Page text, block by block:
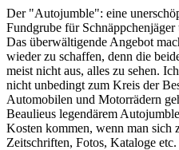
Der "Autojumble": eine
Fundgrube für
Das überwältigende Angebot
wieder zu schaffen, denn die
meist nicht aus, alles zu sehen.
nicht unbedingt zum Kreis der
Automobilen und Motorrädern
Beaulieus legendärem
Kosten kommen, wenn man sich
Zeitschriften, Fotos, Kataloge